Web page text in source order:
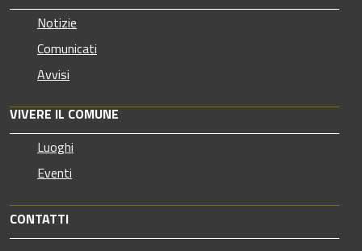
Notizie
Comunicati
Avvisi
VIVERE IL COMUNE
Luoghi
Eventi
CONTATTI